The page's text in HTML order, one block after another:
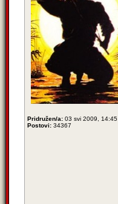
Pridružen/a: 03 svi 2009, 14:45
Postovi: 34367